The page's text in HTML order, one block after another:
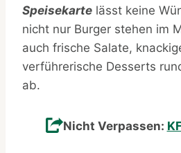
Speisekarte lässt keine
nicht nur Burger stehen im
auch frische Salate,
verführerische Desserts
ab.
Nicht Verpassen: